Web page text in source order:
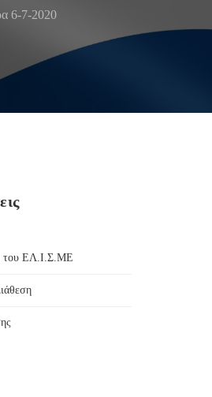
6-7-2020
του ΕΛ.Ι.Σ.ΜΕ